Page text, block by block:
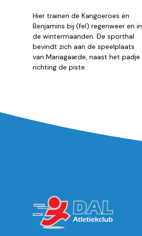
Hier trainen de Kangoeroes en
Benjamins bij (fel) regenweer en in
de wintermaanden. De sporthal
bevindt zich aan de speelplaats
van Mariagaarde, naast het padje
richting de piste.